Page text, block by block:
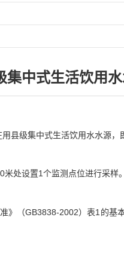
集中式生活饮用
县级集中式生活饮用水水源，
处设置1个监测点位进行采样
》（GB3838-2002）表1的